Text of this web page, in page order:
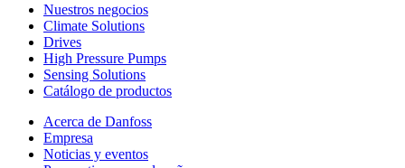
Nuestros negocios
Climate Solutions
Drives
High Pressure Pumps
Sensing Solutions
Catálogo de productos
Acerca de Danfoss
Empresa
Noticias y eventos